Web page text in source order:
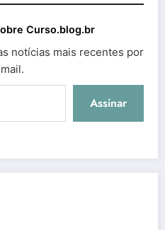
Curso.blog.br
notícias mais recentes por
Assinar